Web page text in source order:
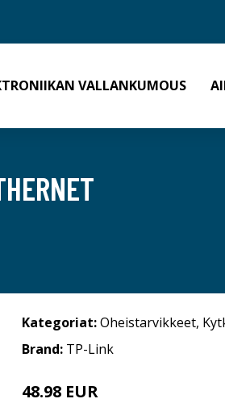
VALLANKUMOUS
Kategoriat:Oheistarvikkeet,
Brand: TP-Link
48.98 EUR